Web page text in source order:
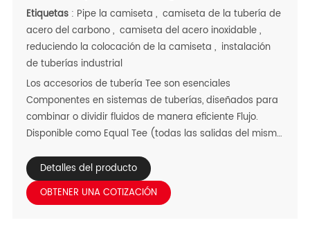
Etiquetas: Pipe la camiseta , camiseta de la tubería de
acero del carbono, camiseta del acero inoxidable,
reduciendo la colocación de la camiseta , instalación
de tuberías industrial
Los accesorios de tubería Tee son esenciales
Componentes en sistemas de tuberías, diseñados para
combinar o dividir fluidos de manera eficiente Flujo.
Disponible como Equal Tee (todas las salidas del mismo
ejecución), atienden a aplicaciones globales a través de
diversos Los climas ásperos-calor del desierto,
humedad costera, lluvias tropicales, y Entornos
Detalles del producto
OBTENER UNA COTIZACIÓN